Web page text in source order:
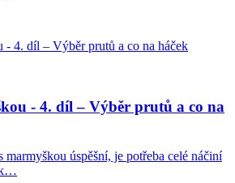
- 4. díl – Výběr prutů a co na
úspěšní, je potřeba celé náčiní